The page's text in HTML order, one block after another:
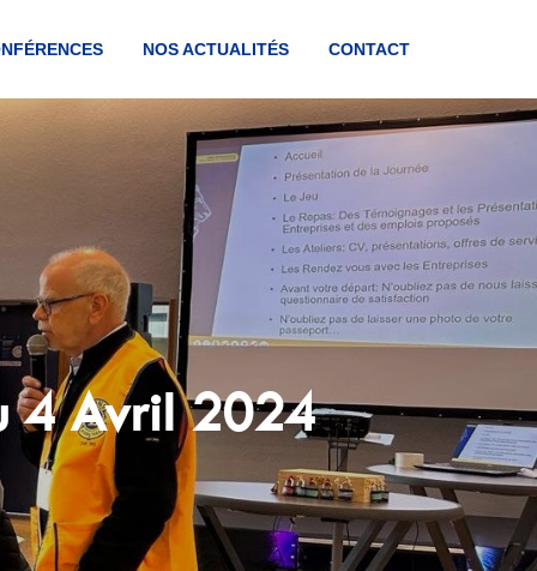
NOS ACTUALITÉS CONTACT
4 Avril 2024